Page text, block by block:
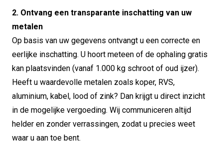
2. Ontvang een transparante inschatting van uw
metalen
Op basis van uw gegevens ontvangt u een correcte en
eerlijke inschatting. U hoort meteen of de ophaling gratis
kan plaatsvinden (vanaf 1.000 kg schroot of oud ijzer).
Heeft u waardevolle metalen zoals koper, RVS,
aluminium, kabel, lood of zink? Dan krijgt u direct inzicht
in de mogelijke vergoeding. Wij communiceren altijd
helder en zonder verrassingen, zodat u precies weet
waar u aan toe bent.